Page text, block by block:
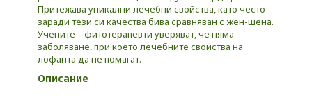
Притежава уникални лечебни свойства, като често
заради тези си качества бива сравняван с жен-шена.
Учените – фитотерапевти уверяват, че няма
заболяване, при което лечебните свойства на
лофанта да не помагат.
Описание